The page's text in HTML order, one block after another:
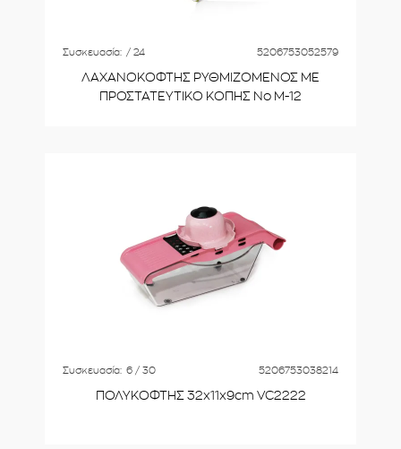
Συσκευασία: / 24 5206753052579
ΛΑΧΑΝΟΚΟΦΤΗΣ ΡΥΘΜΙΖΟΜΕΝΟΣ ΜΕ
ΠΡΟΣΤΑΤΕΥΤΙΚΟ ΚΟΠΗΣ No Μ-12
Συσκευασία: 6 / 30 5206753038214
ΠΟΛΥΚΟΦΤΗΣ 32x11x9cm VC2222